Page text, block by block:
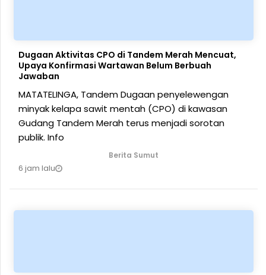
Dugaan Aktivitas CPO di Tandem Merah Mencuat,
Upaya Konfirmasi Wartawan Belum Berbuah
Jawaban
MATATELINGA, Tandem Dugaan penyelewengan
minyak kelapa sawit mentah (CPO) di kawasan
Gudang Tandem Merah terus menjadi sorotan
publik. Info
Berita Sumut
6 jam lalu